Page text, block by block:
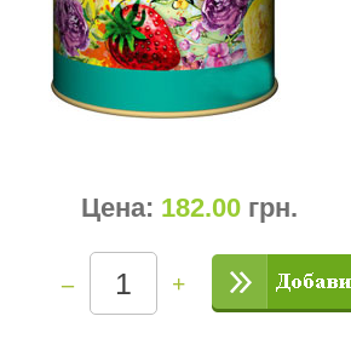
Цена: 182.00 грн.
– +